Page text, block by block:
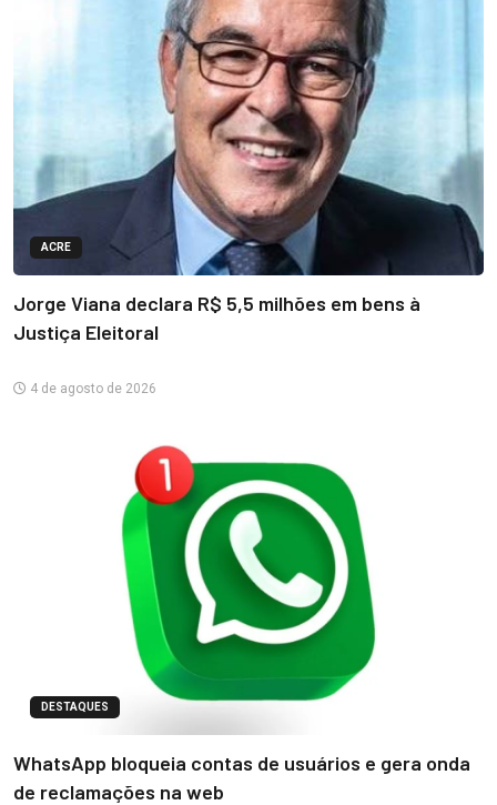
ACRE
Jorge Viana declara R$ 5,5 milhões em bens à
Justiça Eleitoral
4 de agosto de 2026
DESTAQUES
WhatsApp bloqueia contas de usuários e gera onda
de reclamações na web